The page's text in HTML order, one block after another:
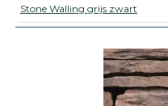
Stone Walling grijs zwart